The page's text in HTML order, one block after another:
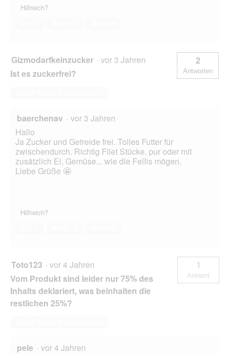
Hilfreich?
Gizmodarfkeinzucker · vor 3 Jahren
Ist es zuckerfrei?
2
Antworten
baerchenav · vor 3 Jahren
Hallo
Ja Zucker und Getreide frei. Tolles Futter für
zwischendurch. Richtig Filet Stücke, pur oder mit
zusätzlich Ei, Gemüse... wie die Fellis mögen.
Liebe Grüße 🤩
Hilfreich?
Toto123 · vor 4 Jahren
Vom Produkt sind leider nur 75% des
Inhalts deklariert, was beinhalten die
restlichen 25%?
1
Antwort
pele · vor 4 Jahren